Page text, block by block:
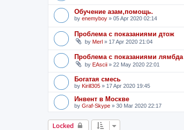
Обучение азам,помощь.
by enemyboy » 05 Apr 2020 02:14
Проблема с показаниями дтож
by Merl » 17 Apr 2020 21:04
Проблема с показаниями лямбда
by EAscii » 22 May 2020 22:01
Богатая смесь
by Kirill305 » 17 Apr 2020 19:45
Инвент в Москве
by Graf-Skype » 30 Mar 2020 22:17
Locked